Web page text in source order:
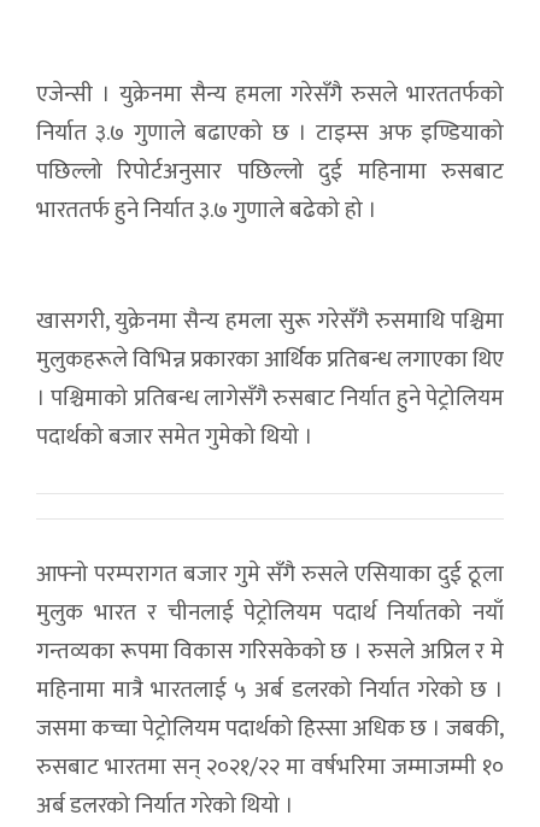
एजेन्सी । युक्रेनमा सैन्य हमला गरेसँगै रुसले भारततर्फको
निर्यात ३.७ गुणाले बढाएको छ । टाइम्स अफ इण्डियाको
पछिल्लो रिपोर्टअनुसार पछिल्लो दुई महिनामा रुसबाट
भारततर्फ हुने निर्यात ३.७ गुणाले बढेको हो ।
खासगरी, युक्रेनमा सैन्य हमला सुरू गरेसँगै रुसमाथि पश्चिमा
मुलुकहरूले विभिन्न प्रकारका आर्थिक प्रतिबन्ध लगाएका थिए
। पश्चिमाको प्रतिबन्ध लागेसँगै रुसबाट निर्यात हुने पेट्रोलियम
पदार्थको बजार समेत गुमेको थियो ।
आफ्नो परम्परागत बजार गुमे सँगै रुसले एसियाका दुई ठूला
मुलुक भारत र चीनलाई पेट्रोलियम पदार्थ निर्यातको नयाँ
गन्तव्यका रूपमा विकास गरिसकेको छ । रुसले अप्रिल र मे
महिनामा मात्रै भारतलाई ५ अर्ब डलरको निर्यात गरेको छ ।
जसमा कच्चा पेट्रोलियम पदार्थको हिस्सा अधिक छ । जबकी,
रुसबाट भारतमा सन् २०२१/२२ मा वर्षभरिमा जम्माजम्मी १०
अर्ब डलरको निर्यात गरेको थियो ।